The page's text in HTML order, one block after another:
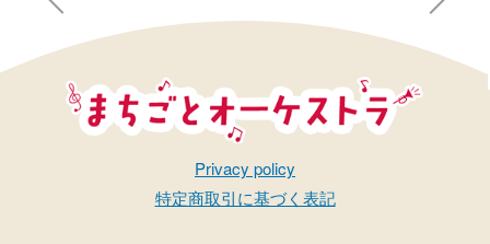
Privacy policy
特定商取引に基づく表記